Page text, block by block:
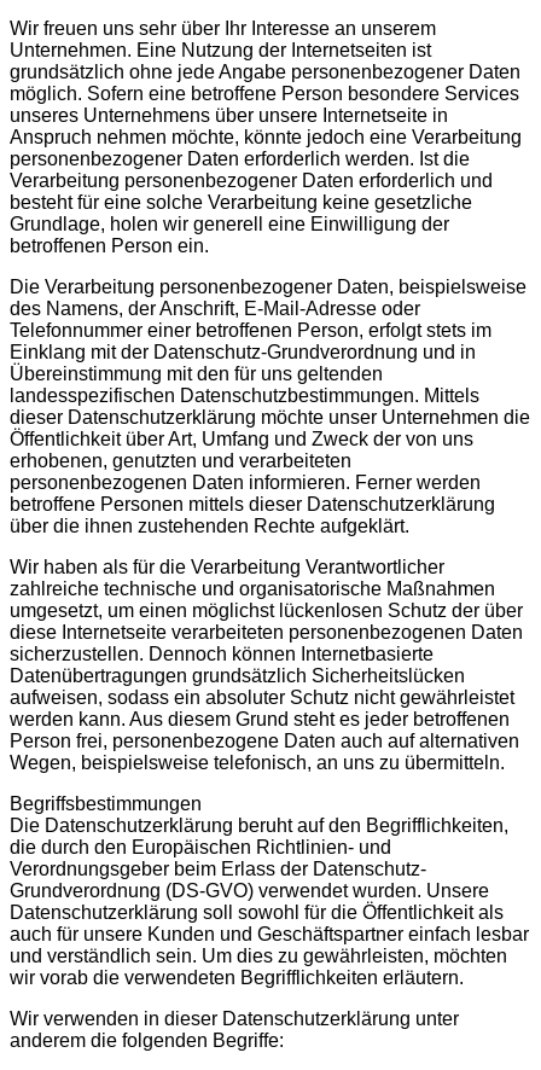
Wir freuen uns sehr über Ihr Interesse an unserem
Unternehmen. Eine Nutzung der Internetseiten ist
grundsätzlich ohne jede Angabe personenbezogener Daten
möglich. Sofern eine betroffene Person besondere Services
unseres Unternehmens über unsere Internetseite in
Anspruch nehmen möchte, könnte jedoch eine Verarbeitung
personenbezogener Daten erforderlich werden. Ist die
Verarbeitung personenbezogener Daten erforderlich und
besteht für eine solche Verarbeitung keine gesetzliche
Grundlage, holen wir generell eine Einwilligung der
betroffenen Person ein.
Die Verarbeitung personenbezogener Daten, beispielsweise
des Namens, der Anschrift, E-Mail-Adresse oder
Telefonnummer einer betroffenen Person, erfolgt stets im
Einklang mit der Datenschutz-Grundverordnung und in
Übereinstimmung mit den für uns geltenden
landesspezifischen Datenschutzbestimmungen. Mittels
dieser Datenschutzerklärung möchte unser Unternehmen die
Öffentlichkeit über Art, Umfang und Zweck der von uns
erhobenen, genutzten und verarbeiteten
personenbezogenen Daten informieren. Ferner werden
betroffene Personen mittels dieser Datenschutzerklärung
über die ihnen zustehenden Rechte aufgeklärt.
Wir haben als für die Verarbeitung Verantwortlicher
zahlreiche technische und organisatorische Maßnahmen
umgesetzt, um einen möglichst lückenlosen Schutz der über
diese Internetseite verarbeiteten personenbezogenen Daten
sicherzustellen. Dennoch können Internetbasierte
Datenübertragungen grundsätzlich Sicherheitslücken
aufweisen, sodass ein absoluter Schutz nicht gewährleistet
werden kann. Aus diesem Grund steht es jeder betroffenen
Person frei, personenbezogene Daten auch auf alternativen
Wegen, beispielsweise telefonisch, an uns zu übermitteln.
Begriffsbestimmungen
Die Datenschutzerklärung beruht auf den Begrifflichkeiten,
die durch den Europäischen Richtlinien- und
Verordnungsgeber beim Erlass der Datenschutz-
Grundverordnung (DS-GVO) verwendet wurden. Unsere
Datenschutzerklärung soll sowohl für die Öffentlichkeit als
auch für unsere Kunden und Geschäftspartner einfach lesbar
und verständlich sein. Um dies zu gewährleisten, möchten
wir vorab die verwendeten Begrifflichkeiten erläutern.
Wir verwenden in dieser Datenschutzerklärung unter
anderem die folgenden Begriffe: